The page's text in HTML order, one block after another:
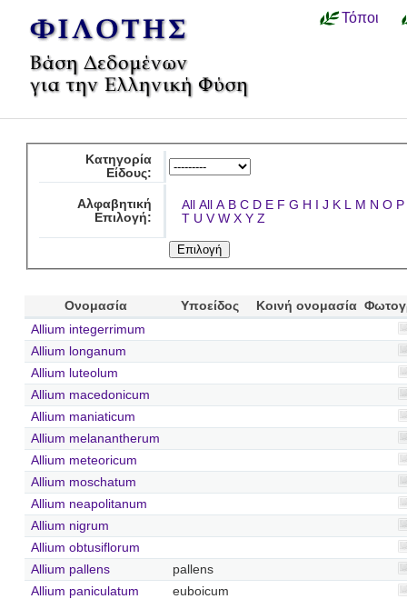
Τόποι
Κατηγορία
Είδους:
Αλφαβητική
Επιλογή:
All All A B C D E F G H I J K L M N O P
T U V W X Y Z
Ονομασία Υποείδος Κοινή ονομασία
Allium integerrimum
Allium longanum
Allium luteolum
Allium macedonicum
Allium maniaticum
Allium melanantherum
Allium meteoricum
Allium moschatum
Allium neapolitanum
Allium nigrum
Allium obtusiflorum
Allium pallens
pallens
Allium paniculatum
euboicum